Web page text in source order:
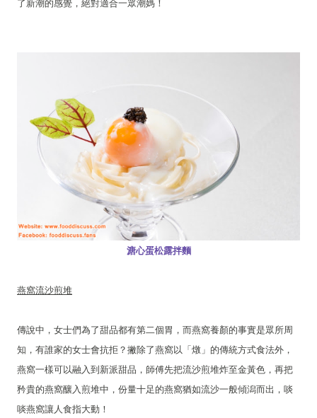
了新潮的感覺，絕對適合一眾潮媽！
溏心蛋松露拌麵
燕窩流沙煎堆
傳說中，女士們為了甜品都有第二個胃，而燕窩養顏的事實是眾所周
知，有誰家的女士會抗拒？撇除了燕窩以「燉」的傳統方式食法外，
燕窩一樣可以融入到新派甜品，師傅先把流沙煎堆炸至金黃色，再把
矜貴的燕窩釀入煎堆中，份量十足的燕窩猶如流沙一般傾潟而出，啖
啖燕窩讓人食指大動！